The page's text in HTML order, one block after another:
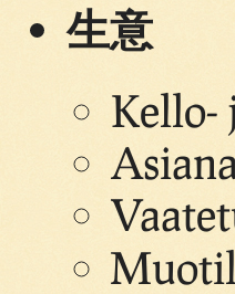
生意
Kello-